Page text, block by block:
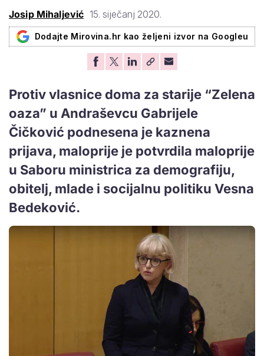
Josip Mihaljević 15. siječanj 2020.
Dodajte Mirovina.hr kao željeni izvor na Googleu
Protiv vlasnice doma za starije “Zelena
oaza” u Andraševcu Gabrijele
Čičković podnesena je kaznena
prijava, maloprije je potvrdila maloprije
u Saboru ministrica za demografiju,
obitelj, mlade i socijalnu politiku Vesna
Bedeković.